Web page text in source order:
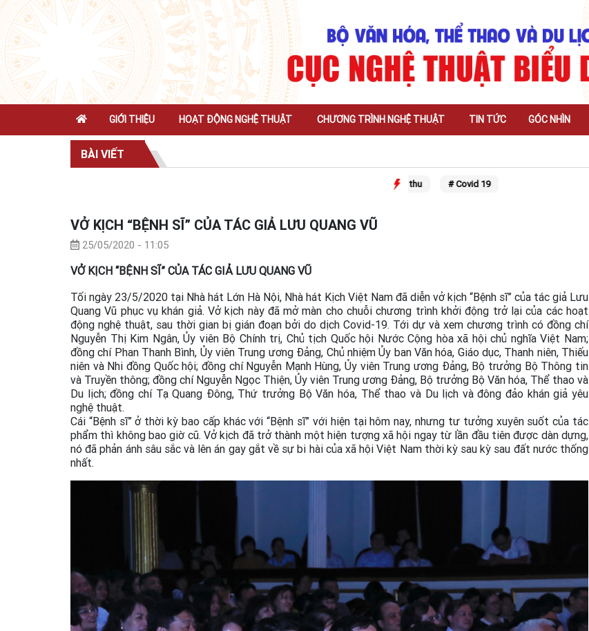
GIỚI THIỆU HOẠT ĐỘNG NGHỆ THUẬT CHƯƠNG TRÌNH NGHỆ THUẬT TIN TỨC GÓC NHÌN
BÀI VIẾT
# Trung thu # Covid 19
VỞ KỊCH “BỆNH SĨ” CỦA TÁC GIẢ LƯU QUANG VŨ
25/05/2020 - 11:05
VỞ KỊCH “BỆNH SĨ” CỦA TÁC GIẢ LƯU QUANG VŨ
Tối ngày 23/5/2020 tại Nhà hát Lớn Hà Nội, Nhà hát Kịch Việt Nam đã diễn vở kịch “Bệnh sĩ” của tác giả Lưu
Quang Vũ phục vụ khán giả. Vở kịch này đã mở màn cho chuỗi chương trình khởi động trở lại của các hoạt
động nghệ thuật, sau thời gian bị gián đoạn bởi do dịch Covid-19. Tới dự và xem chương trình có đồng chí
Nguyễn Thị Kim Ngân, Ủy viên Bộ Chính trị, Chủ tịch Quốc hội Nước Cộng hòa xã hội chủ nghĩa Việt Nam;
đồng chí Phan Thanh Bình, Ủy viên Trung ương Đảng, Chủ nhiệm Ủy ban Văn hóa, Giáo dục, Thanh niên, Thiếu
niên và Nhi đồng Quốc hội; đồng chí Nguyễn Mạnh Hùng, Ủy viên Trung ương Đảng, Bộ trưởng Bộ Thông tin
và Truyền thông; đồng chí Nguyễn Ngọc Thiện, Ủy viên Trung ương Đảng, Bộ trưởng Bộ Văn hóa, Thể thao và
Du lịch; đồng chí Tạ Quang Đông, Thứ trưởng Bộ Văn hóa, Thể thao và Du lịch và đông đảo khán giả yêu
nghệ thuật.
Cái “Bệnh sĩ” ở thời kỳ bao cấp khác với “Bệnh sĩ” với hiện tại hôm nay, nhưng tư tưởng xuyên suốt của tác
phẩm thì không bao giờ cũ. Vở kịch đã trở thành một hiện tượng xã hội ngay từ lần đầu tiên được dàn dựng,
nó đã phản ánh sâu sắc và lên án gay gắt về sự bi hài của xã hội Việt Nam thời kỳ sau kỳ sau đất nước thống
nhất.